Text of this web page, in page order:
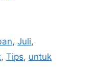
,Juli,
, Tips, untuk